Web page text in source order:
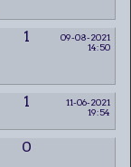
1
09-08-2021
14:50
1
11-06-2021
19:54
0